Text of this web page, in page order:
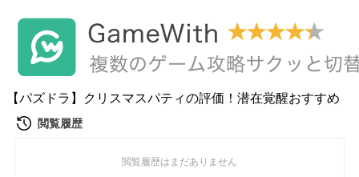
【パズドラ】クリスマスパティの評価！潜在覚醒おすすめ